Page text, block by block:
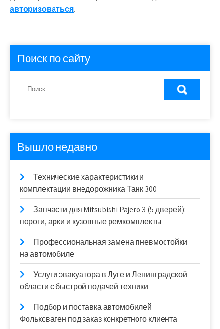
авторизоваться.
Поиск по сайту
Вышло недавно
Технические характеристики и
комплектации внедорожника Танк 300
Запчасти для Mitsubishi Pajero 3 (5 дверей):
пороги, арки и кузовные ремкомплекты
Профессиональная замена пневмостойки
на автомобиле
Услуги эвакуатора в Луге и Ленинградской
области с быстрой подачей техники
Подбор и поставка автомобилей
Фольксваген под заказ конкретного клиента